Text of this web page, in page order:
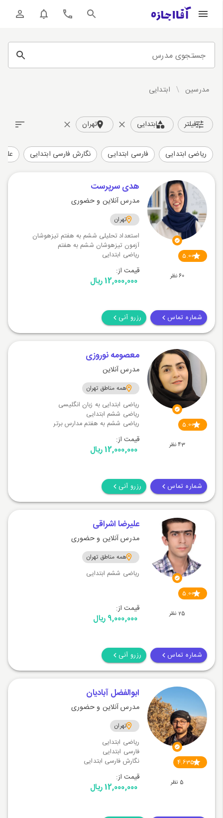
جستجوی مدرس
مدرسین / ابتدایی
فیلتر ابتدایی تهران
ریاضی ابتدایی فارسی ابتدایی نگارش فارسی ابتدایی
5.00
60 نظر
هدی سرپرست
مدرس آنلاین و حضوری
تهران
استعداد تحلیلی ششم به هفتم تیزهوشان
آزمون تیزهوشان ششم به هفتم
ریاضی ابتدایی
قیمت از:
12,000,000 ریال
شماره تماس رزرو آنی
5.00
43 نظر
معصومه نوروزی
مدرس آنلاین
همه مناطق تهران
ریاضی ابتدایی به زبان انگلیسی
ریاضی ششم ابتدایی
ریاضی ششم به هفتم مدارس برتر
قیمت از:
12,000,000 ریال
شماره تماس رزرو آنی
5.00
25 نظر
علیرضا اشراقی
مدرس آنلاین و حضوری
همه مناطق تهران
ریاضی ششم ابتدایی
قیمت از:
9,000,000 ریال
شماره تماس رزرو آنی
4.635
5 نظر
ابوالفضل آبادیان
مدرس آنلاین و حضوری
تهران
ریاضی ابتدایی
فارسی ابتدایی
نگارش فارسی ابتدایی
قیمت از:
12,000,000 ریال